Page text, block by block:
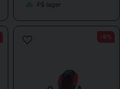
På lager
-9%